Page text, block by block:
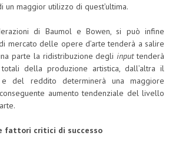
maggior utilizzo di quest’ultima.
di Baumol e Bowen, si può infine
mercato delle opere d’arte tenderà a salire
parte la ridistribuzione degliinputtenderà
della produzione artistica, dall’altra il
e del reddito determinerà una maggiore
aumento tendenziale del livello
fattori critici di successo